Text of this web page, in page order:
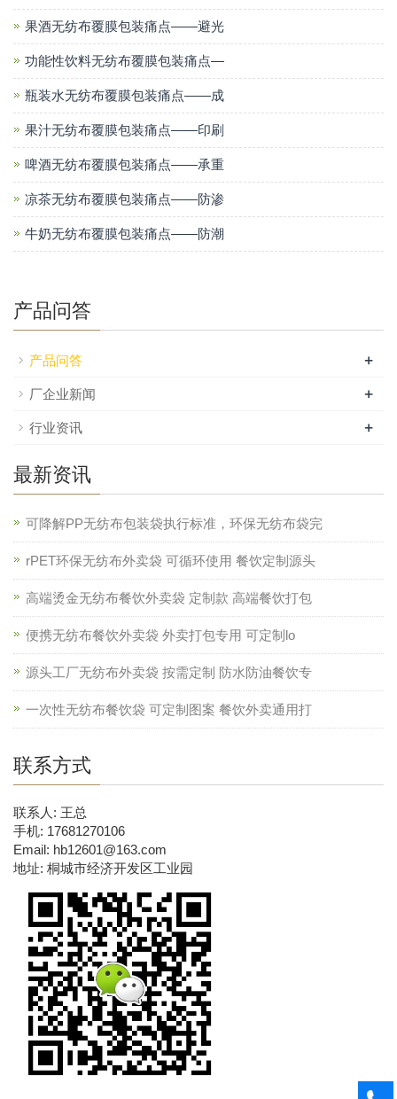
果酒无纺布覆膜包装痛点——避光
功能性饮料无纺布覆膜包装痛点—
瓶装水无纺布覆膜包装痛点——成
果汁无纺布覆膜包装痛点——印刷
啤酒无纺布覆膜包装痛点——承重
凉茶无纺布覆膜包装痛点——防渗
牛奶无纺布覆膜包装痛点——防潮
产品问答
产品问答 +
厂企业新闻 +
行业资讯 +
最新资讯
可降解PP无纺布包装袋执行标准，环保无纺布袋完
rPET环保无纺布外卖袋 可循环使用 餐饮定制源头
高端烫金无纺布餐饮外卖袋 定制款 高端餐饮打包
便携无纺布餐饮外卖袋 外卖打包专用 可定制lo
源头工厂无纺布外卖袋 按需定制 防水防油餐饮专
一次性无纺布餐饮袋 可定制图案 餐饮外卖通用打
联系方式
联系人: 王总
手机: 17681270106
Email: hb12601@163.com
地址: 桐城市经济开发区工业园